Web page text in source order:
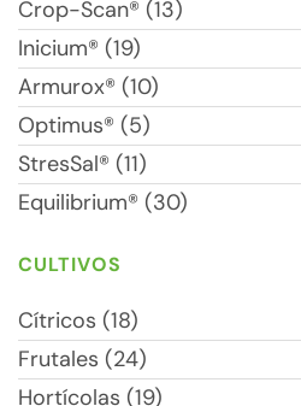
Crop-Scan® (13)
Inicium® (19)
Armurox® (10)
Optimus® (5)
StresSal® (11)
Equilibrium® (30)
CULTIVOS
Cítricos (18)
Frutales (24)
Hortícolas (19)